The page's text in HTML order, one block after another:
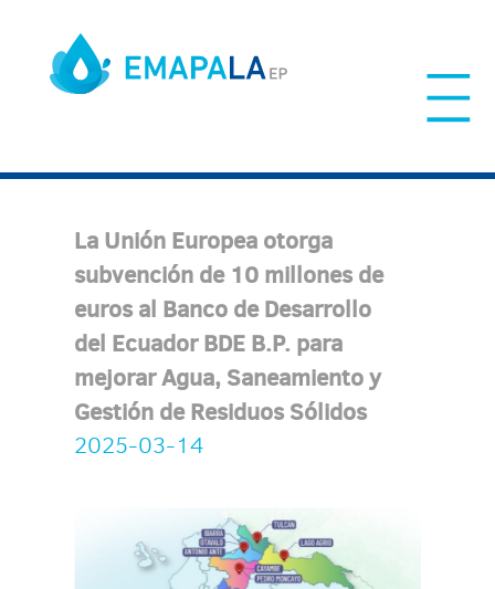
La Unión Europea otorga
subvención de 10 millones de
euros al Banco de Desarrollo
del Ecuador BDE B.P. para
mejorar Agua, Saneamiento y
Gestión de Residuos Sólidos
2025-03-14